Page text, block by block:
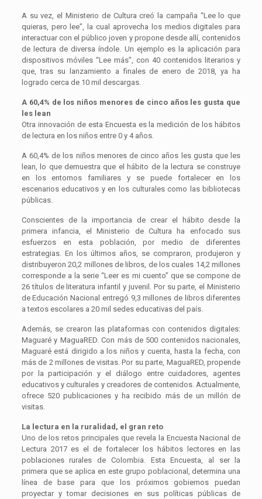
A su vez, el Ministerio de Cultura creó la campaña “Lee lo que
quieras, pero lee”, la cual aprovecha los medios digitales para
interactuar con el público joven y propone desde allí, contenidos
de lectura de diversa índole. Un ejemplo es la aplicación para
dispositivos móviles “Lee más”, con 40 contenidos literarios y
que, tras su lanzamiento a finales de enero de 2018, ya ha
logrado cerca de 10 mil descargas.
A 60,4% de los niños menores de cinco años les gusta que
les lean
Otra innovación de esta Encuesta es la medición de los hábitos
de lectura en los niños entre 0 y 4 años.
A 60,4% de los niños menores de cinco años les gusta que les
lean, lo que demuestra que el hábito de la lectura se construye
en los entornos familiares y se puede fortalecer en los
escenarios educativos y en los culturales como las bibliotecas
públicas.
Conscientes de la importancia de crear el hábito desde la
primera infancia, el Ministerio de Cultura ha enfocado sus
esfuerzos en esta población, por medio de diferentes
estrategias. En los últimos años, se compraron, produjeron y
distribuyeron 20,2 millones de libros, de los cuales 14,2 millones
corresponde a la serie “Leer es mi cuento” que se compone de
26 títulos de literatura infantil y juvenil. Por su parte, el Ministerio
de Educación Nacional entregó 9,3 millones de libros diferentes
a textos escolares a 20 mil sedes educativas del país.
Además, se crearon las plataformas con contenidos digitales:
Maguaré y MaguaRED. Con más de 500 contenidos nacionales,
Maguaré está dirigido a los niños y cuenta, hasta la fecha, con
más de 2 millones de visitas. Por su parte, MaguaRED, propende
por la participación y el diálogo entre cuidadores, agentes
educativos y culturales y creadores de contenidos. Actualmente,
ofrece 520 publicaciones y ha recibido más de un millón de
visitas.
La lectura en la ruralidad, el gran reto
Uno de los retos principales que revela la Encuesta Nacional de
Lectura 2017 es el de fortalecer los hábitos lectores en las
poblaciones rurales de Colombia. Esta Encuesta, al ser la
primera que se aplica en este grupo poblacional, determina una
línea de base para que los próximos gobiernos puedan
proyectar y tomar decisiones en sus políticas públicas de